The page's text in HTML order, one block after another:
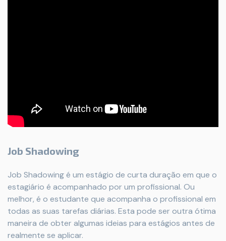
Job Shadowing
Job Shadowing é um estágio de curta duração em que o
estagiário é acompanhado por um profissional. Ou
melhor, é o estudante que acompanha o profissional em
todas as suas tarefas diárias. Esta pode ser outra ótima
maneira de obter algumas ideias para estágios antes de
realmente se aplicar.